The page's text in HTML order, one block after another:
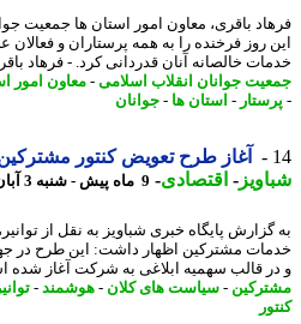
باقری، معاون امور استان ها جمعیت جوانان
روز فرخنده را به همه پرستاران و فعالان
خالصانه آنان قدردانی کرد. - فرهاد باقری،
جوانان انقلاب اسلامی-معاون امور استان
-استان ها- جوانان
آغاز طرح تعویض کنتور مشترکین
-اقتصادی-9 ماه پیش - شنبه 3 آبان 1404، 16:32
پایگاه خبری شباویز به نقل از
مشترکین اظهار داشت: این طرح در جهت
قالب سهمیه ابلاغی به شرکت آغاز شده است
-سیاست های کلان-هوشمند-توانیر-